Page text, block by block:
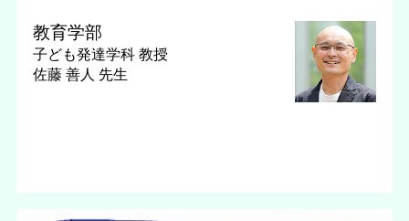
教育学部
子ども発達学科 教授
佐藤 善人 先生